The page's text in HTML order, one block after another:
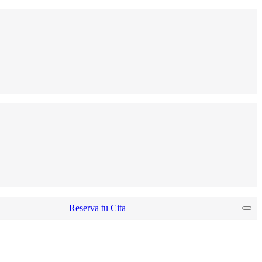
Reserva tu Cita